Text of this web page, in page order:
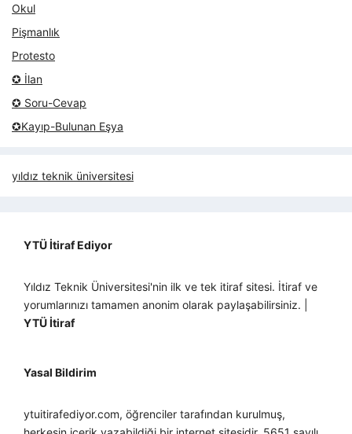
Okul
Pişmanlık
Protesto
✪ İlan
✪ Soru-Cevap
✪Kayıp-Bulunan Eşya
yıldız teknik üniversitesi
YTÜ İtiraf Ediyor
Yıldız Teknik Üniversitesi'nin ilk ve tek itiraf sitesi. İtiraf ve
yorumlarınızı tamamen anonim olarak paylaşabilirsiniz. |
YTÜ İtiraf
Yasal Bildirim
ytuitirafediyor.com, öğrenciler tarafından kurulmuş,